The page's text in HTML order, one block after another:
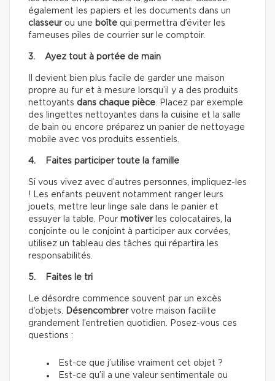
également les papiers et les documents dans un
classeurou une boîte qui permettra d’éviter les
fameuses piles de courrier sur le comptoir.
3. Ayez tout à portée de main
Il devient bien plus facile de garder une maison
propre au fur et à mesure lorsqu’il y a des produits
nettoyants dans chaque pièce. Placez par exemple
des lingettes nettoyantes dans la cuisine et la salle
de bain ou encore préparez un panier de nettoyage
mobile avec vos produits essentiels.
4. Faites participer toute la famille
Si vous vivez avec d’autres personnes, impliquez-les
! Les enfants peuvent notamment ranger leurs
jouets, mettre leur linge sale dans le panier et
essuyer la table. Pour motiverles colocataires, la
conjointe ou le conjoint à participer aux corvées,
utilisez un tableau des tâches qui répartira les
responsabilités.
5. Faites le tri
Le désordre commence souvent par un excès
d’objets. Désencombrervotre maison facilite
grandement l’entretien quotidien. Posez-vous ces
questions :
Est-ce que j’utilise vraiment cet objet ?
Est-ce qu’il a une valeur sentimentale ou